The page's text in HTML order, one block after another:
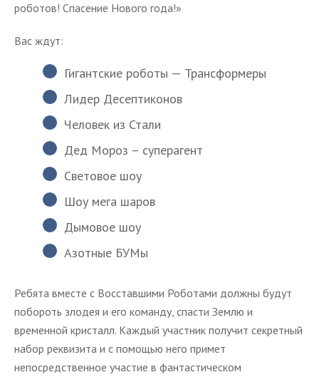
роботов! Спасение Нового года!»
Вас ждут:
Гигантские роботы — Трансформеры
Лидер Десептиконов
Человек из Стали
Дед Мороз – суперагент
Световое шоу
Шоу мега шаров
Дымовое шоу
Азотные БУМы
Ребята вместе с Восставшими Роботами должны будут
побороть злодея и его команду, спасти Землю и
временной кристалл. Каждый участник получит секретный
набор реквизита и с помощью него примет
непосредственное участие в фантастическом